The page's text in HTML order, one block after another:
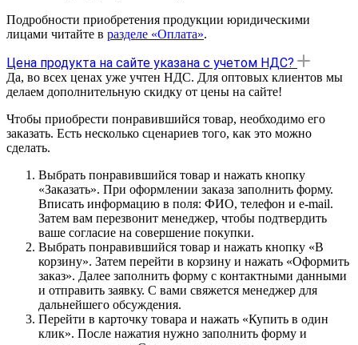
Подробности приобретения продукции юридическими
лицами читайте в разделе «Оплата».
Цена продукта на сайте указана с учетом НДС?
Да, во всех ценах уже учтен НДС. Для оптовых клиентов мы
делаем дополнительную скидку от цены на сайте!
Чтобы приобрести понравившийся товар, необходимо его
заказать. Есть несколько сценариев того, как это можно
сделать.
Выбрать понравившийся товар и нажать кнопку
«Заказать». При оформлении заказа заполнить форму.
Вписать информацию в поля: ФИО, телефон и e-mail.
Затем вам перезвонит менеджер, чтобы подтвердить
ваше согласие на совершение покупки.
Выбрать понравившийся товар и нажать кнопку «В
корзину». Затем перейти в корзину и нажать «Оформить
заказ». Далее заполнить форму с контактными данными
и отправить заявку. С вами свяжется менеджер для
дальнейшего обсуждения.
Перейти в карточку товара и нажать «Купить в один
клик». После нажатия нужно заполнить форму и